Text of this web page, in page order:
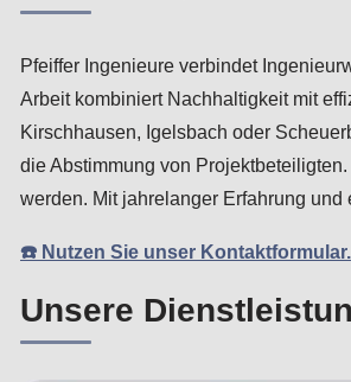
Pfeiffer Ingenieure verbindet
Arbeit kombiniert Nachhaltigkeit mit
Kirschhausen, Igelsbach oder
die Abstimmung von
werden. Mit jahrelanger Erfahrung
☎️ Nutzen Sie unser Kontaktformular.
Unsere